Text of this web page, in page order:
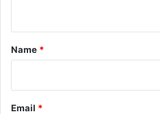
*
Name *
Email *